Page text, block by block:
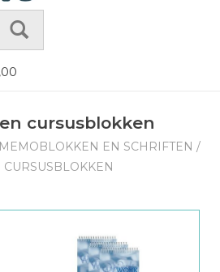
cursusblokken
MEMOBLOKKEN EN SCHRIFTEN /